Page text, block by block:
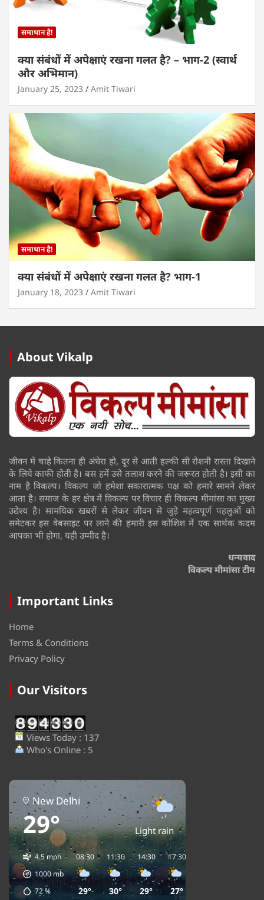
समाधान है!
क्या संबंधों में अपेक्षाएं रखना गलत है? – भाग-2 (स्वार्थ
और अभिमान)
January 25, 2023 Amit Tiwari
समाधान है!
क्या संबंधों में अपेक्षाएं रखना गलत है? भाग-1
January 18, 2023 Amit Tiwari
About Vikalp
जीवन में चाहे कितना ही अंधेरा हो, दूर से आती हल्की सी रोशनी रास्ता दिखाने
के लिये काफी होती है। बस हमें उसे तलाश करने की जरूरत होती है। इसी का
नाम है विकल्प। विकल्प जो हमेशा सकारात्मक पक्ष को हमारे सामने लेकर
आता है। समाज के हर क्षेत्र में विकल्प पर विचार ही विकल्प मीमांसा का मुख्य
उद्येश्य है। सामयिक खबरों से लेकर जीवन से जुड़े महत्वपूर्ण पहलुओं को
समेटकर इस वेबसाइट पर लाने की हमारी इस कोशिश में एक सार्थक कदम
आपका भी होगा, यही उम्मीद है।
धन्यवाद
विकल्प मीमांसा टीम
Important Links
Home
Terms & Conditions
Privacy Policy
Our Visitors
Views Today : 137
Who's Online : 5
New Delhi
29° Light rain
4.5 mph
1000mb
72%
08:30
29°
11:30
30°
14:30
29°
17:30
27°